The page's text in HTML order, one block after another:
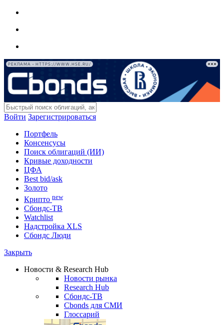
РЕКЛАМА • HTTPS://WWW.HSE.RU/
Войти Зарегистрироваться
Портфель
Консенсусы
Поиск облигаций (ИИ)
Кривые доходности
ЦФА
Best bid/ask
Золото
Крипто new
Сбондс-ТВ
Watchlist
Надстройка XLS
Сбондс Люди
Закрыть
Новости & Research Hub
Новости рынка
Research Hub
Сбондс-ТВ
Cbonds для СМИ
Глоссарий